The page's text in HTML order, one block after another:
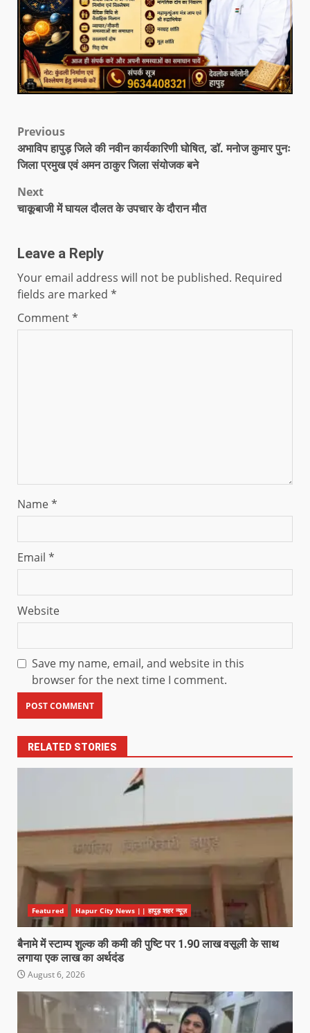
Previous
अभाविप हापुड़ जिले की नवीन कार्यकारिणी घोषित, डॉ. मनोज कुमार पुनः
जिला प्रमुख एवं अमन ठाकुर जिला संयोजक बने
Next
चाकूबाजी में घायल दौलत के उपचार के दौरान मौत
Leave a Reply
Your email address will not be published. Required
fields are marked *
Comment*
Name*
Email *
Website
Save my name, email, and website in this
browser for the next time I comment.
RELATED STORIES
Featured Hapur City News || हापुड़ शहर न्यूज़
बैनामे में स्टाम्प शुल्क की कमी की पुष्टि पर 1.90 लाख वसूली के साथ
लगाया एक लाख का अर्थदंड
August 6, 2026